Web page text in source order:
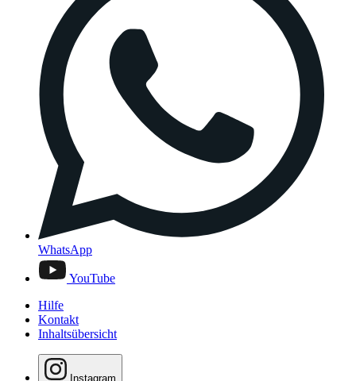
WhatsApp
YouTube
Hilfe
Kontakt
Inhaltsübersicht
Instagram